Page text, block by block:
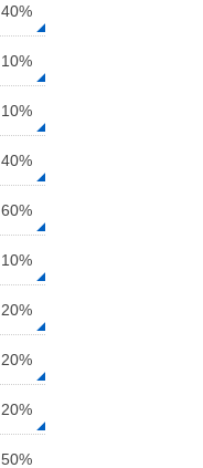
40%
10%
10%
40%
60%
10%
20%
20%
20%
50%